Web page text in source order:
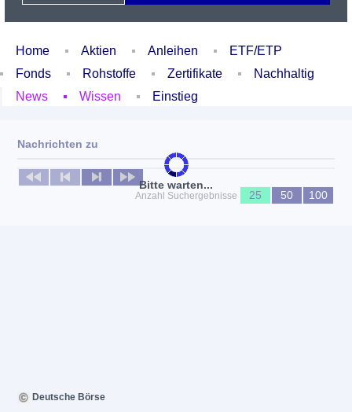
Home Aktien Anleihen
ETF/ETP
Fonds
Rohstoffe Zertifikate
Nachhaltig
News
Wissen Einstieg
Bitte warten...
Nachrichten zu
Keine News verfügbar
Anzahl Suchergebnisse
25 50 100
Deutsche Börse